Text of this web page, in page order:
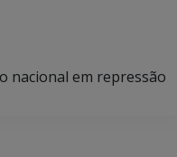
nacional em repressão